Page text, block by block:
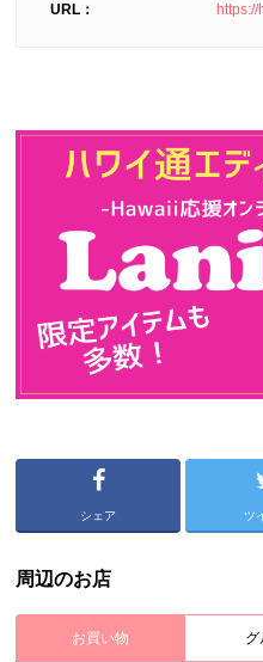
URL：
シェア ツ
周辺のお店
お買い物 グ